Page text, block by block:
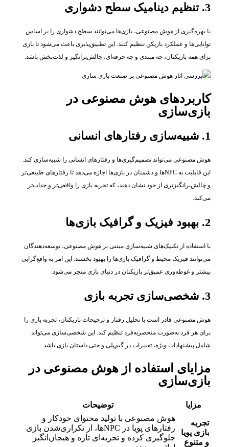
3. تنظیم دینامیک سطح دشواری
با بهره‌گیری از هوش مصنوعی، بازی‌ها می‌توانند سطح دشواری را بر اساس
توانایی‌ها و عملکرد بازیکن تنظیم کنند. این تطبیق‌پذیری باعث می‌شود تا بازی
برای همه بازیکنان، چه مبتدی و چه حرفه‌ای، چالش‌برانگیز و لذت‌بخش باشد.
کاربردهای هوش مصنوعی در
بازی‌سازی
1. شبیه‌سازی رفتارهای انسانی
هوش مصنوعی می‌تواند تصمیم‌گیری‌ها و رفتارهای انسانی را شبیه‌سازی کند.
این قابلیت به NPCها و دشمنان در بازی‌ها اجازه می‌دهد تا رفتارهای طبیعی‌تر
و چالش‌برانگیزتری از خود نشان دهند، که تجربه بازی را واقعی‌تر و جذاب‌تر
می‌کند.
2. بهبود فیزیک و گرافیک بازی‌ها
با استفاده از تکنیک‌های شبیه‌سازی مبتنی بر هوش مصنوعی، توسعه‌دهندگان
می‌توانند فیزیک محیط و گرافیک بازی‌ها را بهبود بخشند. این امر به واقع‌گرایی
بیشتر و غوطه‌وری عمیق‌تر بازیکنان در دنیای بازی منجر می‌شود.
3. شخصی‌سازی تجربه بازی
هوش مصنوعی قادر است با تحلیل رفتار و ترجیحات بازیکنان، تجربه بازی را
برای هر فرد به‌صورت منحصربه‌فرد تنظیم کند. این شخصی‌سازی می‌تواند
شامل پیشنهادات ویژه، تغییرات در گیم‌پلی و حتی داستان بازی باشد.
مزایای استفاده از هوش مصنوعی در
بازی‌سازی
مزایا توضیحات
تجربه
بازی پویا
و متنوع
هوش مصنوعی با تولید محتوای خودکار و
رفتارهای پویا در NPCها، از تکراری‌شدن بازی
جلوگیری کرده و تجربه‌ای تازه و هیجان‌انگیز